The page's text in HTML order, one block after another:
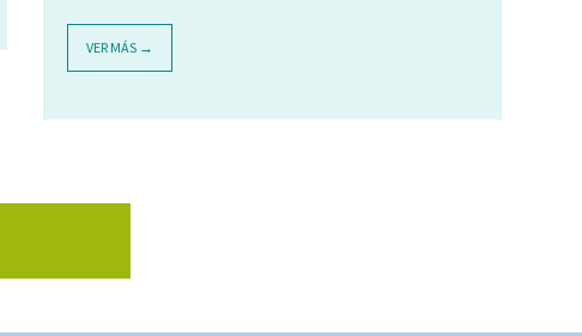
VER MÁS →